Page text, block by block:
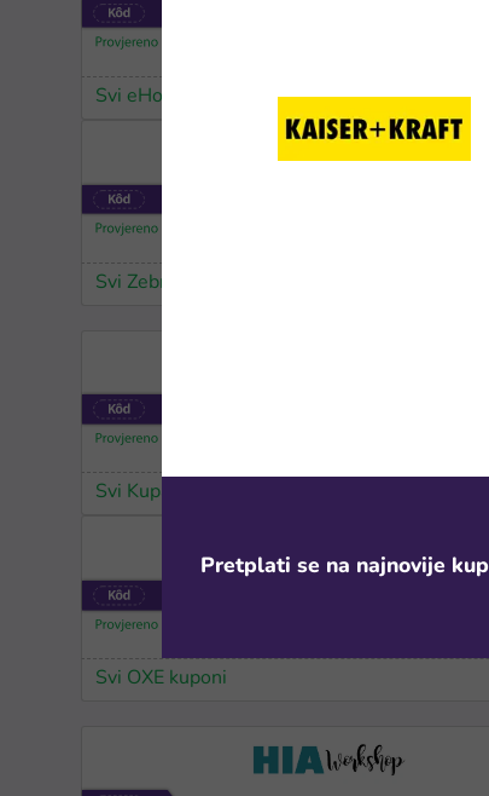
Svi eHome kuponi
Svi Zebra.hr kuponi
Svi Kupaona Rea kuponi
Svi OXE kuponi
Pretplati se na najnovije